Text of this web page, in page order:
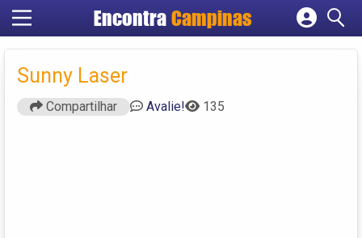
Encontra Campinas
Cadastrar empresa
Sunny Laser
Compartilhar Avalie! 135